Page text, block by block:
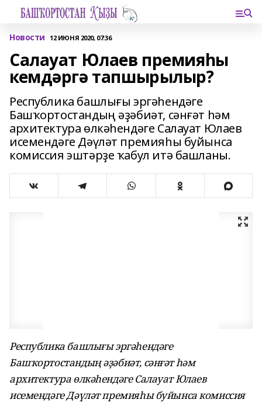
Новости 12 ИЮНЯ 2020, 07:36
Салауат Юлаев премияһы
кемдәргә тапшырылыр?
Республика башлығы эргәһендәге
Башҡортостандың әҙәбиәт, сәнғәт һәм
архитектура өлкәһендәге Салауат Юлаев
исемендәге Дәүләт премияһы буйынса
комиссия эштәрҙе ҡабул итә башланы.
Республика башлығы эргәһендәге
Башҡортостандың әҙәбиәт, сәнғәт һәм
архитектура өлкәһендәге Салауат Юлаев
исемендәге Дәүләт премияһы буйынса комиссия